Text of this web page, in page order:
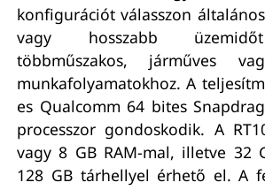
konfigurációt válasszon
vagy hosszabb
többműszakos, járműves
munkafolyamatokhoz. A
es Qualcomm 64 bites
processzor gondoskodik. A
vagy 8 GB RAM-mal, illetve 32
128 GB tárhellyel érhető el. A